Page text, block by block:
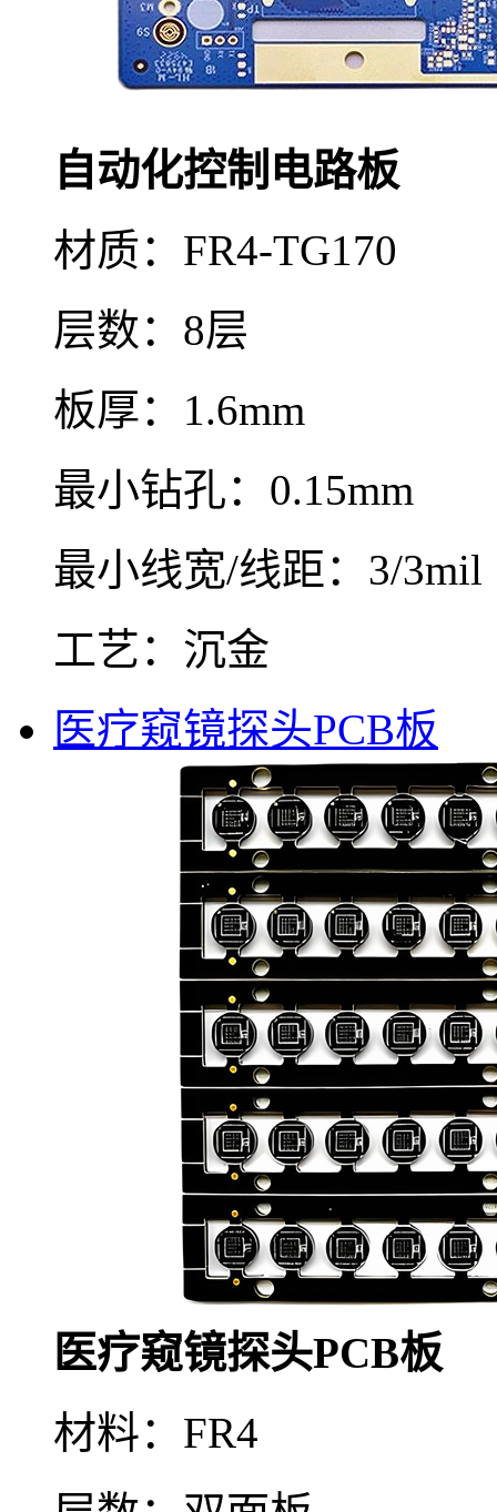
自动化控制电路板
材质：FR4-TG170
层数：8层
板厚：1.6mm
最小钻孔：0.15mm
最小线宽/线距：3/3mil
工艺：沉金
医疗窥镜探头PCB板
医疗窥镜探头PCB板
材料：FR4